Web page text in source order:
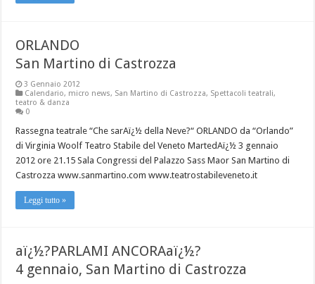
ORLANDO
San Martino di Castrozza
3 Gennaio 2012
Calendario, micro news, San Martino di Castrozza, Spettacoli teatrali,
teatro & danza
0
Rassegna teatrale “Che sarAï¿½ della Neve?“ ORLANDO da “Orlando”
di Virginia Woolf Teatro Stabile del Veneto MartedAï¿½ 3 gennaio
2012 ore 21.15 Sala Congressi del Palazzo Sass Maor San Martino di
Castrozza www.sanmartino.com www.teatrostabileveneto.it
Leggi tutto »
aï¿½?PARLAMI ANCORAaï¿½?
4 gennaio, San Martino di Castrozza